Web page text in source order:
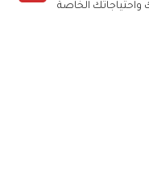
واحتياجاتك الخاصة